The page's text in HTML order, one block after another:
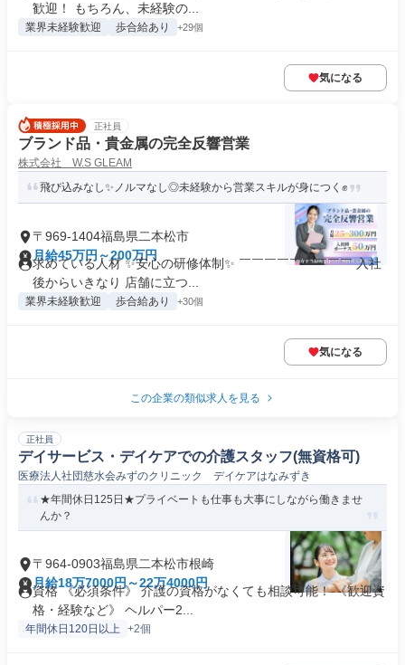
歓迎！ もちろん、未経験の...
業界未経験歓迎 歩合給あり +29個
気になる
正社員
ブランド品・貴金属の完全反響営業
株式会社 W.S GLEAM
飛び込みなし✨ノルマなし◎未経験から営業スキルが身につく✊
〒969-1404福島県二本松市
月給45万円～200万円
求めている人材 ✨安心の研修体制✨ ￣￣￣￣￣￣￣￣￣ 入社
後からいきなり 店舗に立つ...
業界未経験歓迎 歩合給あり +30個
気になる
この企業の類似求人を見る
正社員
デイサービス・デイケアでの介護スタッフ(無資格可)
医療法人社団慈水会みずのクリニック デイケアはなみずき
★年間休日125日★プライベートも仕事も大事にしながら働きませ
んか？
〒964-0903福島県二本松市根崎
月給18万7000円～22万4000円
資格 《必須条件》 介護の資格がなくても相談可能！ 《歓迎資
格・経験など》 ヘルパー2...
年間休日120日以上 +2個